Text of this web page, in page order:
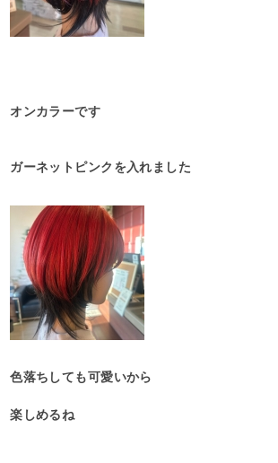
オンカラーです
ガーネットピンクを入れました
色落ちしても可愛いから
楽しめるね